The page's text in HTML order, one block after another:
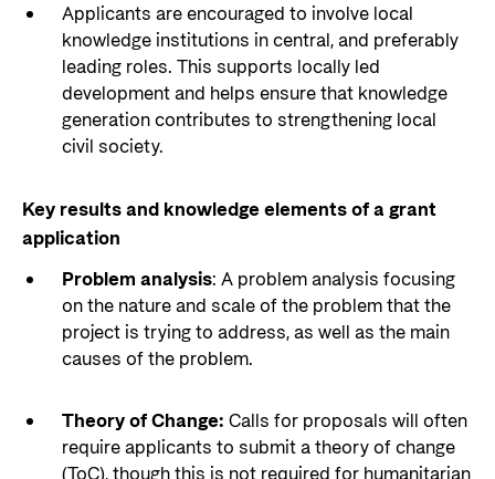
Applicants are encouraged to involve local
knowledge institutions in central, and preferably
leading roles. This supports locally led
development and helps ensure that knowledge
generation contributes to strengthening local
civil society.
Key results and knowledge elements of a grant
application
Problem analysis: A problem analysis focusing
on the nature and scale of the problem that the
project is trying to address, as well as the main
causes of the problem.
Theory of Change: Calls for proposals will often
require applicants to submit a theory of change